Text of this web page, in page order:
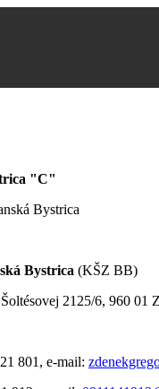
"C"
Bystrica
Bystrica (KŠZ BB)
2125/6, 960 01
801, e-mail: